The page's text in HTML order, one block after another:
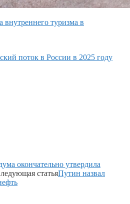
туризма в
поток в России в 2025 году
окончательно утвердила
статьяПутин назвал